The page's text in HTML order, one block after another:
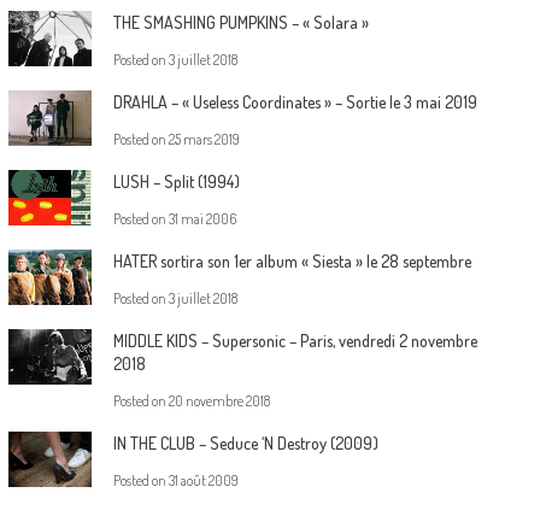
THE SMASHING PUMPKINS – « Solara »
Posted on 3 juillet 2018
DRAHLA – « Useless Coordinates » – Sortie le 3 mai 2019
Posted on 25 mars 2019
LUSH – Split (1994)
Posted on 31 mai 2006
HATER sortira son 1er album « Siesta » le 28 septembre
Posted on 3 juillet 2018
MIDDLE KIDS – Supersonic – Paris, vendredi 2 novembre
2018
Posted on 20 novembre 2018
IN THE CLUB – Seduce ‘N Destroy (2009)
Posted on 31 août 2009